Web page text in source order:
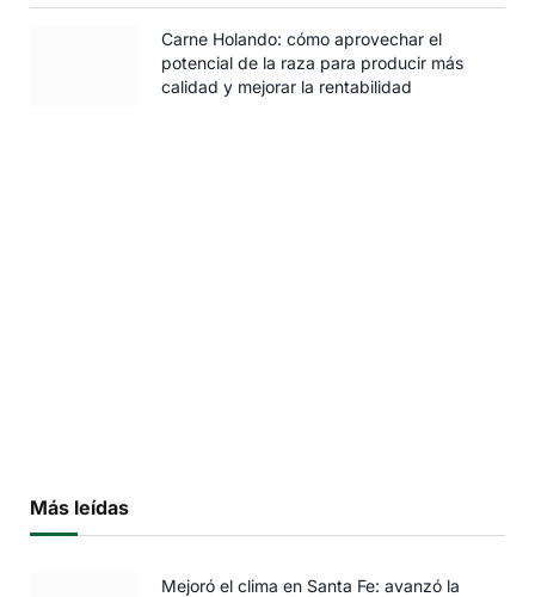
Carne Holando: cómo aprovechar el
potencial de la raza para producir más
calidad y mejorar la rentabilidad
Más leídas
Mejoró el clima en Santa Fe: avanzó la